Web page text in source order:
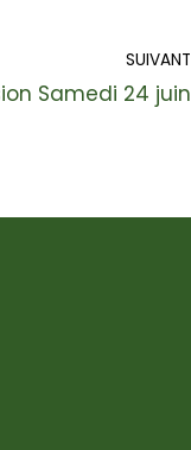
SUIVANT
Samedi 24 juin